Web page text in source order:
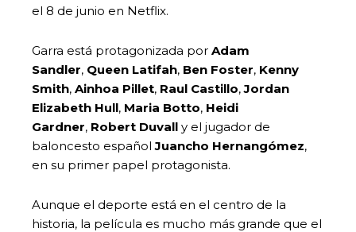
el 8 de junio en Netflix.
Garra está protagonizada por Adam
Sandler, Queen Latifah, Ben Foster, Kenny
Smith, Ainhoa Pillet, Raul Castillo,Jordan
Elizabeth Hull, Maria Botto, Heidi
Gardner, Robert Duvall y el jugador de
baloncesto españolJuancho Hernangómez,
en su primer papel protagonista.
Aunque el deporte está en el centro de la
historia, la película es mucho más grande que el